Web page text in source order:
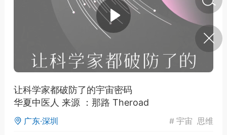
0
如何购买【理肺清瘟膏】
【养正护络膏】？
小海（HAi）
让科学家都破防了的宇宙密码
华夏中医人 来源 ：那路 Theroad
广东·深圳 #宇宙 思维